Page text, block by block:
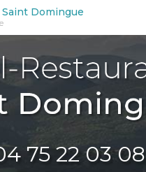
Domingue
75 22 03 08